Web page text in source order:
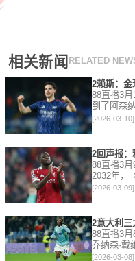
相关新闻 RELATED
88直播3
到了阿森
及对自己
有一项非
[2026-03-10]
88直播3
2032年，
的合同情
题。 对于
期，俱乐
[2026-03-09]
88直播3月
乔纳森·戴
比赛，戴
[2026-03-08]